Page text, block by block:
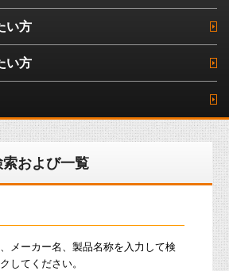
い方
い方
および一覧
メーカー名、製品名称を入力して検
してください。